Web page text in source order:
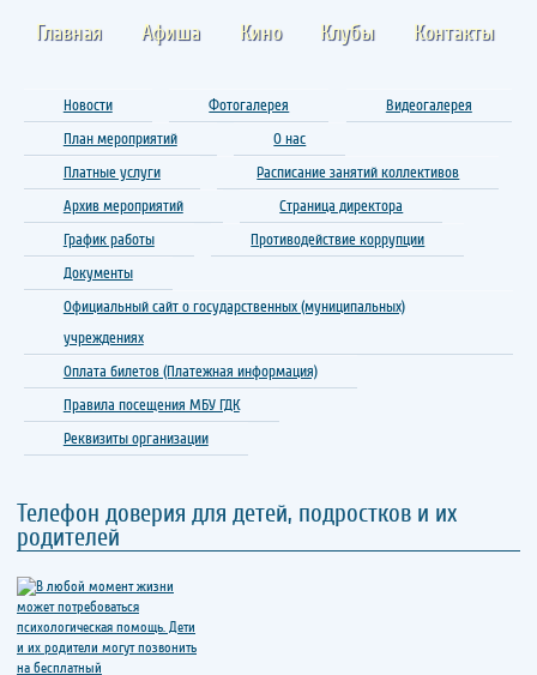
Главная Афиша Кино Клубы Контакты
Новости Фотогалерея
Видеогалерея
План мероприятий
О нас
Платные услуги
Расписание занятий коллективов
Архив мероприятий
Страница директора
График работы
Противодействие коррупции
Документы
Официальный сайт о государственных (муниципальных)
учреждениях
Оплата билетов (Платежная информация)
Правила посещения МБУ ГДК
Реквизиты организации
Телефон доверия для детей, подростков и их
родителей